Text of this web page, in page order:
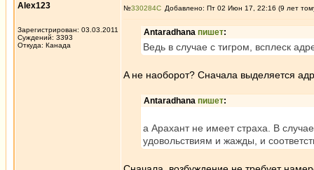
Alex123
Зарегистрирован: 03.03.2011
Суждений: 3393
Откуда: Канада
№330284 Добавлено: Пт 02 Июн 17, 22:16 (9 лет
Antaradhana пишет:
Ведь в случае с тигром, всплеск
A не наоборот? Сначала выделяется
Antaradhana пишет:
а Арахант не имеет страха. В
удовольствиям и жажды, и